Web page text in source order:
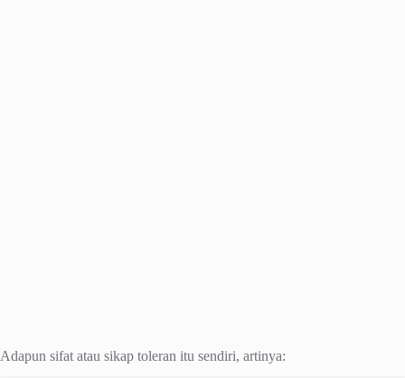
Adapun sifat atau sikap toleran itu sendiri, artinya: